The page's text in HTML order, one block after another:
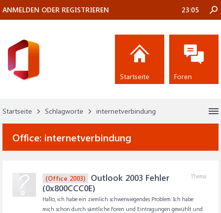
Startseite Schlagworte internetverbindung
Office: internetverbindung
Thema
(Office 2003)
Outlook 2003 Fehler
(0x800CCC0E)
Hallo, ich habe ein ziemlich schwerwiegendes Problem. Ich habe
mich schon durch sämtliche Foren und Eintragungen gewühlt und
ANMELDEN ODER REGISTRIEREN 23:05
Startseite Foren